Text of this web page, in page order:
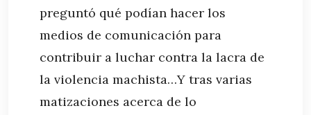
preguntó qué podían hacer los
medios de comunicación para
contribuir a luchar contra la lacra de
la violencia machista…Y tras varias
matizaciones acerca de lo